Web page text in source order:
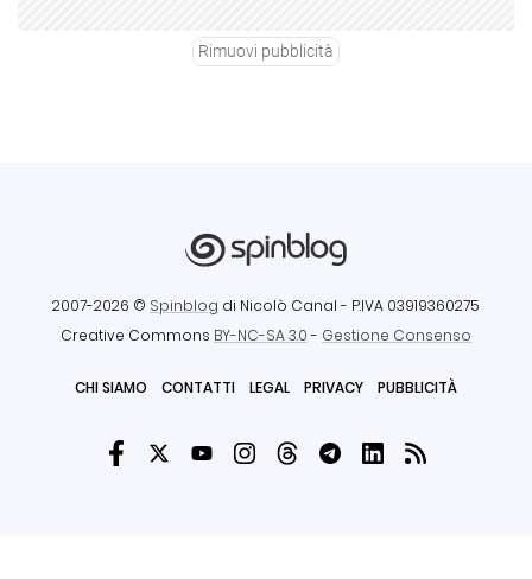
Rimuovi pubblicità
2007-2026 © Spinblog di Nicolò Canal - P.IVA 03919360275
Creative Commons BY-NC-SA 3.0- Gestione Consenso
CHI SIAMO CONTATTI LEGAL PRIVACY PUBBLICITÀ